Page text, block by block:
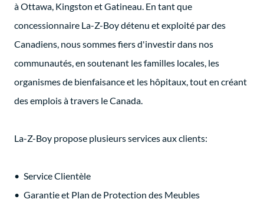
à Ottawa, Kingston et Gatineau. En tant que
concessionnaire La-Z-Boy détenu et exploité par des
Canadiens, nous sommes fiers d'investir dans nos
communautés, en soutenant les familles locales, les
organismes de bienfaisance et les hôpitaux, tout en créant
des emplois à travers le Canada.
La-Z-Boy propose plusieurs services aux clients:
Service Clientèle
Garantie et Plan de Protection des Meubles